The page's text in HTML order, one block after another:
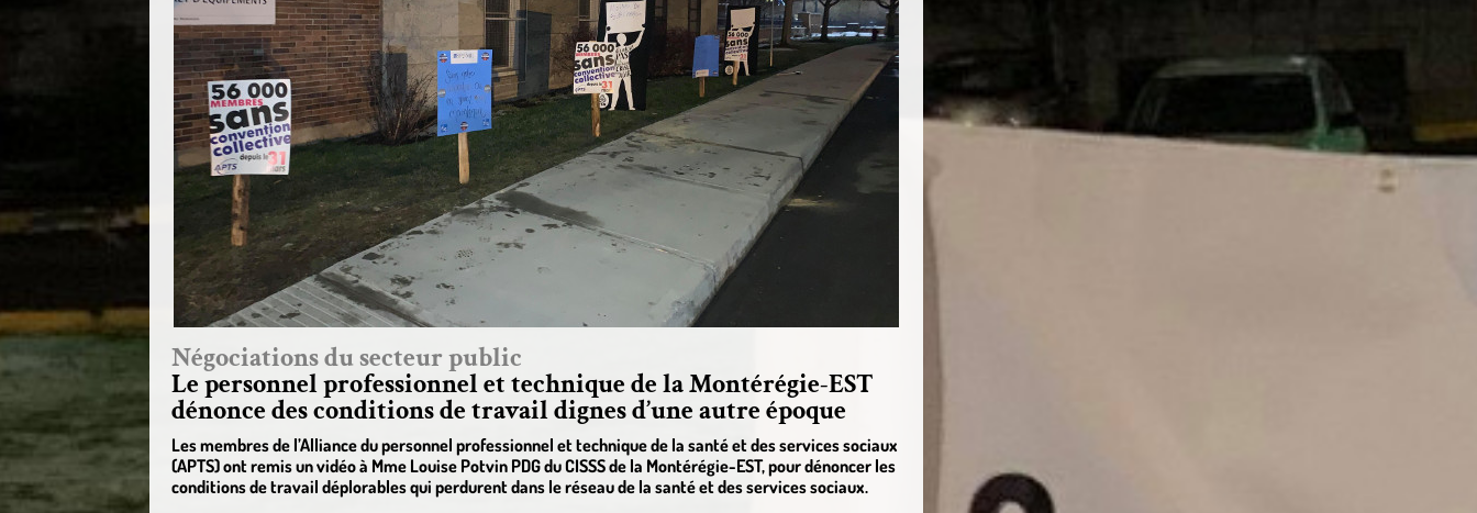
Négociations du secteur public
Le personnel professionnel et technique de la Montérégie-EST
dénonce des conditions de travail dignes d’une autre époque
Les membres de l’Alliance du personnel professionnel et technique de la santé et des services sociaux
(APTS) ont remis un vidéo à Mme Louise Potvin PDG du CISSS de la Montérégie-EST, pour dénoncer les
conditions de travail déplorables qui perdurent dans le réseau de la santé et des services sociaux.